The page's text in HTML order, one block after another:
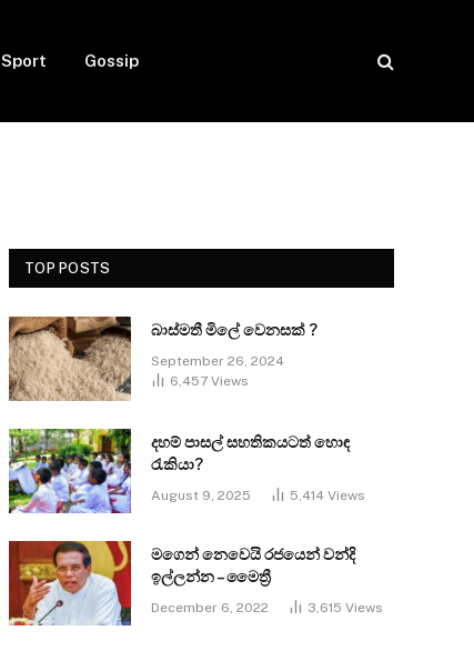
Sport Gossip
TOP POSTS
බාස්මතී මිලේ වෙනසක් ?
September 26, 2024
6,457 Views
දහම් පාසල් සහතිකයටත් හොඳ
රැකියා?
August 9, 2025 5,414 Views
මගෙන් නෙවෙයි රජයෙන් වන්දි
ඉල්ලන්න – මෛත්‍රී
December 6, 2022 3,615 Views